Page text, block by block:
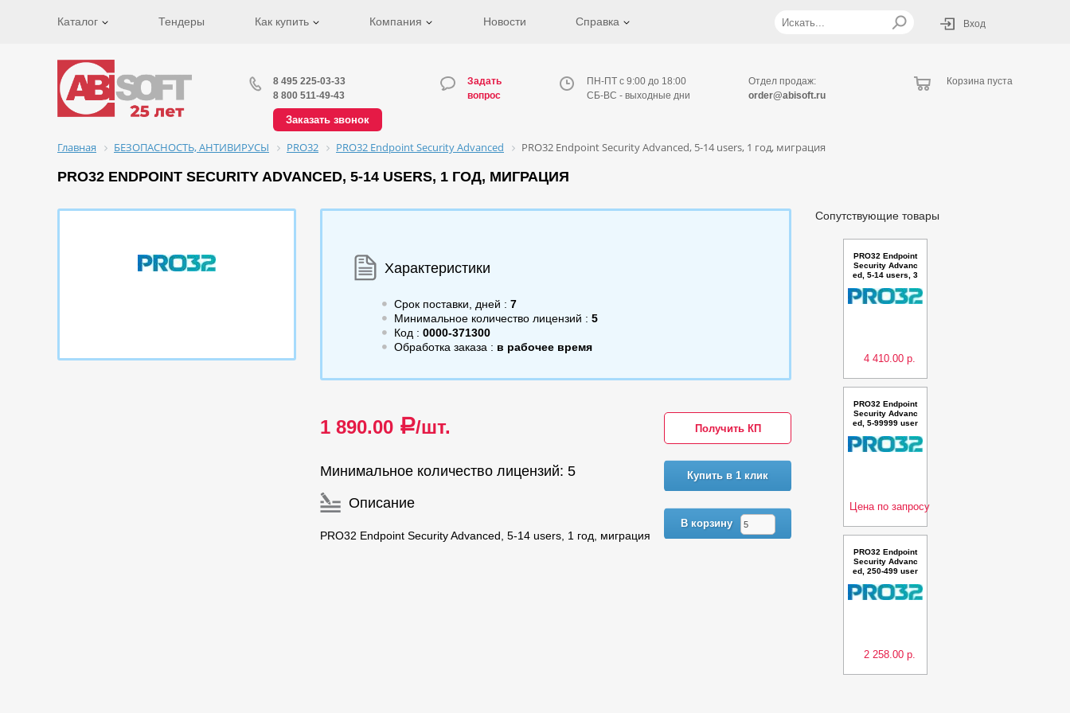
Каталог Тендеры Как купить Компания Новости Справка Вход
8 495 225-03-33
8 800 511-49-43
Заказать звонок
Задать
вопрос
ПН-ПТ с 9:00 до 18:00
СБ-ВС - выходные дни
Отдел продаж:
order@abisoft.ru
Корзина пуста
Главная БЕЗОПАСНОСТЬ, АНТИВИРУСЫ PRO32 PRO32 Endpoint Security Advanced PRO32 Endpoint Security Advanced, 5-14 users, 1 год, миграция
PRO32 ENDPOINT SECURITY ADVANCED, 5-14 USERS, 1 ГОД, МИГРАЦИЯ
Характеристики
Срок поставки, дней : 7
Минимальное количество лицензий : 5
Код : 0000-371300
Обработка заказа : в рабочее время
1 890.00 a/шт. Получить КП
Купить в 1 клик
В корзину
Минимальное количество лицензий: 5
Описание
PRO32 Endpoint Security Advanced, 5-14 users, 1 год, миграция
Сопутствующие товары
PRO32 Endpoint
Security Advanc
ed, 5-14 users, 3
4 410.00 р.
PRO32 Endpoint
Security Advanc
ed, 5-99999 user
ебных заведени
й, миграция
Цена по запросу
PRO32 Endpoint
Security Advanc
ed, 250-499 user
ия
2 258.00 р.